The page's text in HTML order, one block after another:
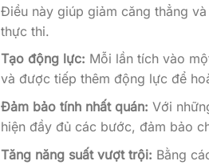
Điều này giúp giảm căng thẳng
thực thi.
Tạo động lực: Mỗi lần tích vào
và được tiếp thêm động lực để
Đảm bảo tính nhất quán: Với
hiện đầy đủ các bước, đảm bảo
Tăng năng suất vượt trội: Bằng